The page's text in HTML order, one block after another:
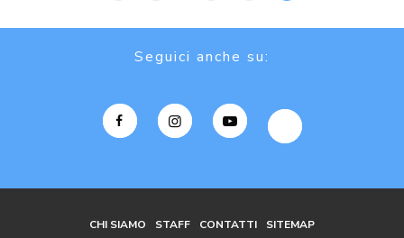
Seguici anche su:
CHI SIAMO STAFF CONTATTI SITEMAP